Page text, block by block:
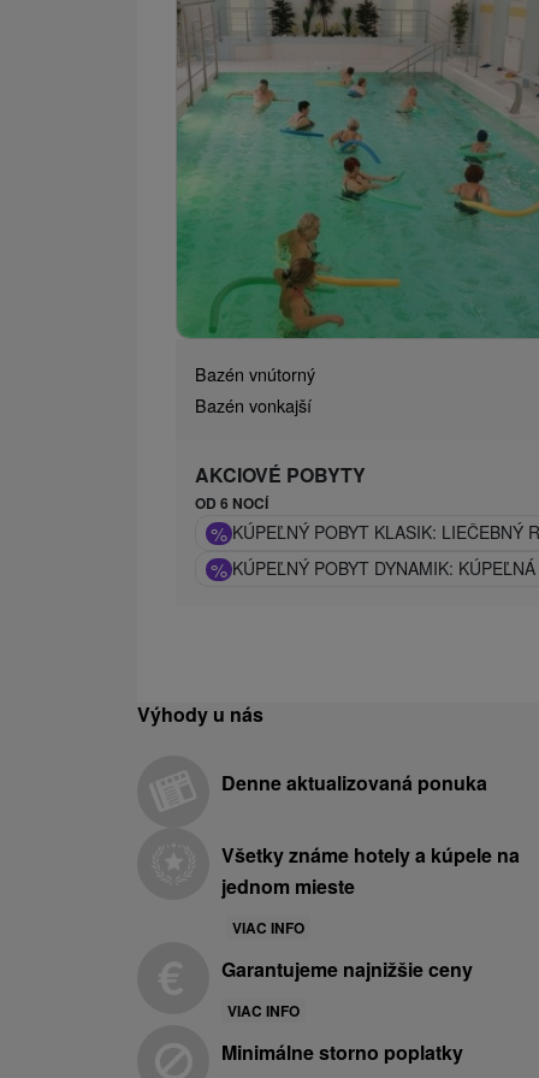
Bazén vnútorný
Bazén vonkajší
AKCIOVÉ POBYTY
OD 6 NOCÍ
% KÚPEĽNÝ POBYT KLASIK: LIEČEBNÝ
% KÚPEĽNÝ POBYT DYNAMIK:
Výhody u nás
Denne aktualizovaná ponuka
Všetky známe hotely a kúpele na
jednom mieste
VIAC INFO
Garantujeme najnižšie ceny
VIAC INFO
Minimálne storno poplatky